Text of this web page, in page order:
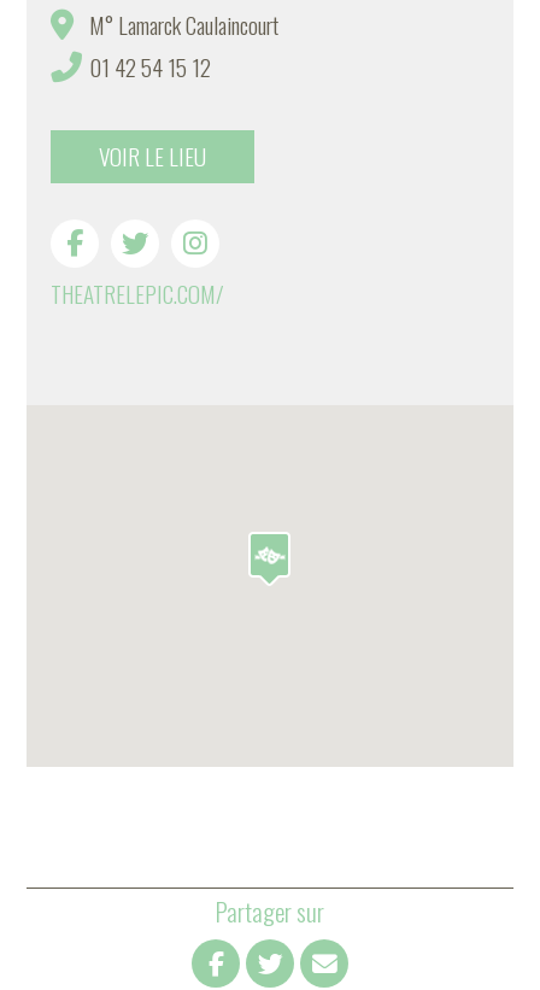
M° Lamarck Caulaincourt
01 42 54 15 12
VOIR LE LIEU
THEATRELEPIC.COM/
Partager sur